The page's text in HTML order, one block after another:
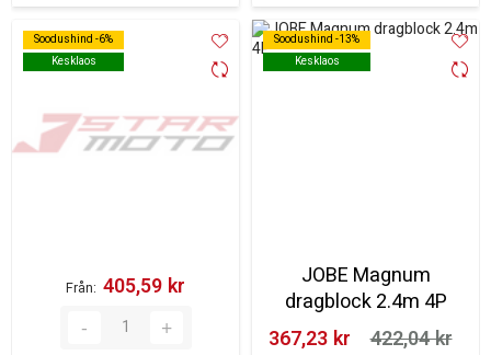
Soodushind -6%
Kesklaos
Soodushind -6%
Kesklaos
Från 405,59 kr‎
Soodushind -13%
Kesklaos
Soodushind -13%
Kesklaos
JOBE Magnum
dragblock 2.4m 4P
367,23 kr‎
422,04 kr‎